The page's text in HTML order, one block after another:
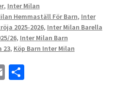
, Inter Milan
Hemmaställ För Barn, Inter
2025-2026, Inter Milan Barella
26, Inter Milan Barn
23, Köp Barn Inter Milan
E D